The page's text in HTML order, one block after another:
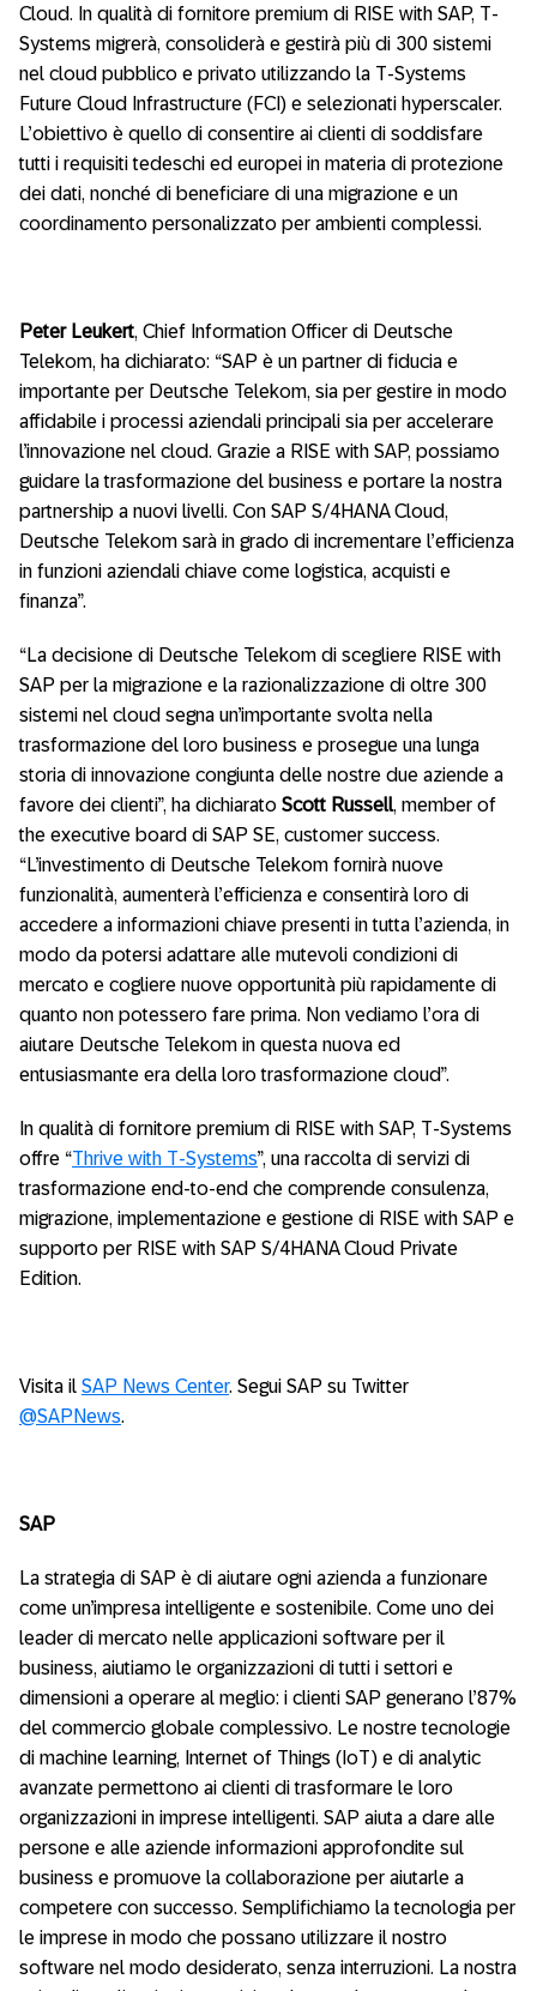
Cloud. In qualità di fornitore premium di RISE with SAP, T-
Systems migrerà, consoliderà e gestirà più di 300 sistemi
nel cloud pubblico e privato utilizzando la T-Systems
Future Cloud Infrastructure (FCI) e selezionati hyperscaler.
L’obiettivo è quello di consentire ai clienti di soddisfare
tutti i requisiti tedeschi ed europei in materia di protezione
dei dati, nonché di beneficiare di una migrazione e un
coordinamento personalizzato per ambienti complessi.
Peter Leukert, Chief Information Officer di Deutsche
Telekom, ha dichiarato: “SAP è un partner di fiducia e
importante per Deutsche Telekom, sia per gestire in modo
affidabile i processi aziendali principali sia per accelerare
l’innovazione nel cloud. Grazie a RISE with SAP, possiamo
guidare la trasformazione del business e portare la nostra
partnership a nuovi livelli. Con SAP S/4HANA Cloud,
Deutsche Telekom sarà in grado di incrementare l’efficienza
in funzioni aziendali chiave come logistica, acquisti e
finanza”.
“La decisione di Deutsche Telekom di scegliere RISE with
SAP per la migrazione e la razionalizzazione di oltre 300
sistemi nel cloud segna un’importante svolta nella
trasformazione del loro business e prosegue una lunga
storia di innovazione congiunta delle nostre due aziende a
favore dei clienti”, ha dichiarato Scott Russell, member of
the executive board di SAP SE, customer success.
“L’investimento di Deutsche Telekom fornirà nuove
funzionalità, aumenterà l’efficienza e consentirà loro di
accedere a informazioni chiave presenti in tutta l’azienda, in
modo da potersi adattare alle mutevoli condizioni di
mercato e cogliere nuove opportunità più rapidamente di
quanto non potessero fare prima. Non vediamo l’ora di
aiutare Deutsche Telekom in questa nuova ed
entusiasmante era della loro trasformazione cloud”.
In qualità di fornitore premium di RISE with SAP, T-Systems
offre “Thrive with T-Systems”, una raccolta di servizi di
trasformazione end-to-end che comprende consulenza,
migrazione, implementazione e gestione di RISE with SAP e
supporto per RISE with SAP S/4HANA Cloud Private
Edition.
Visita il SAP News Center. Segui SAP su Twitter
@SAPNews.
SAP
La strategia di SAP è di aiutare ogni azienda a funzionare
come un’impresa intelligente e sostenibile. Come uno dei
leader di mercato nelle applicazioni software per il
business, aiutiamo le organizzazioni di tutti i settori e
dimensioni a operare al meglio: i clienti SAP generano l’87%
del commercio globale complessivo. Le nostre tecnologie
di machine learning, Internet of Things (IoT) e di analytic
avanzate permettono ai clienti di trasformare le loro
organizzazioni in imprese intelligenti. SAP aiuta a dare alle
persone e alle aziende informazioni approfondite sul
business e promuove la collaborazione per aiutarle a
competere con successo. Semplifichiamo la tecnologia per
le imprese in modo che possano utilizzare il nostro
software nel modo desiderato, senza interruzioni. La nostra